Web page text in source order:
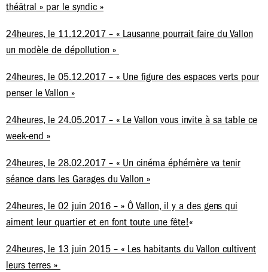
théâtral » par le syndic »
24heures, le 11.12.2017 – « Lausanne pourrait faire du Vallon
un modèle de dépollution »
24heures, le 05.12.2017 – « Une figure des espaces verts pour
penser le Vallon »
24heures, le 24.05.2017 – « Le Vallon vous invite à sa table ce
week-end »
24heures, le 28.02.2017 – « Un cinéma éphémère va tenir
séance dans les Garages du Vallon »
24heures, le 02 juin 2016 – » Ô Vallon, il y a des gens qui
aiment leur quartier et en font toute une fête!«
24heures, le 13 juin 2015 – « Les habitants du Vallon cultivent
leurs terres »